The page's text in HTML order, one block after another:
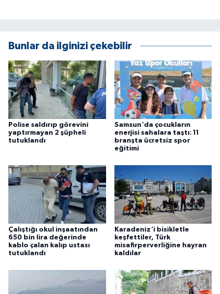
Bunlar da ilginizi çekebilir
Polise saldırıp görevini
yaptırmayan 2 şüpheli
tutuklandı
Samsun'da çocukların
enerjisi sahalara taştı: 11
branşta ücretsiz spor
eğitimi
Çalıştığı okul inşaatından
650 bin lira değerinde
kablo çalan kalıp ustası
tutuklandı
Karadeniz'i bisikletle
keşfettiler, Türk
misafirperverliğine hayran
kaldılar
YEREL
Yerel Haberler